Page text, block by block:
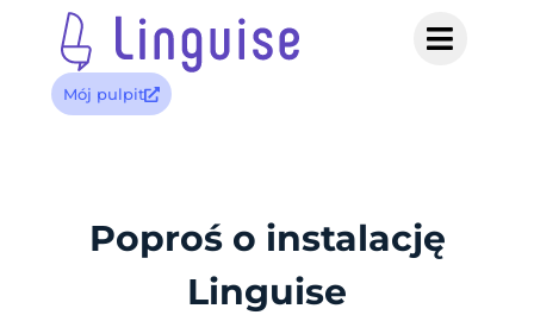
Mój pulpit
Poproś o instalację
Linguise